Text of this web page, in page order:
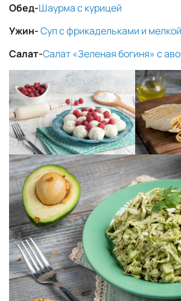
Обед-Шаурма с курицей
Ужин-Суп с фрикадельками и
Салат-Салат «Зеленая богиня» с